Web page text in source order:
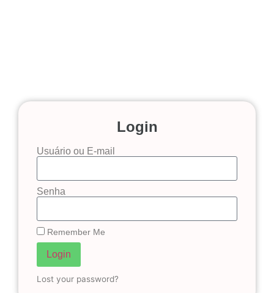
Login
Usuário ou E-mail
Senha
Remember Me
Login
Lost your password?